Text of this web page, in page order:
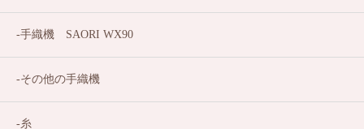
手織機 SAORI WX90
その他の手織機
糸